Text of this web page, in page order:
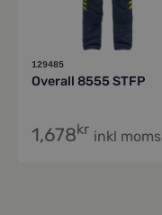
129485
Overall 8555 STFP
1,678kr inkl moms